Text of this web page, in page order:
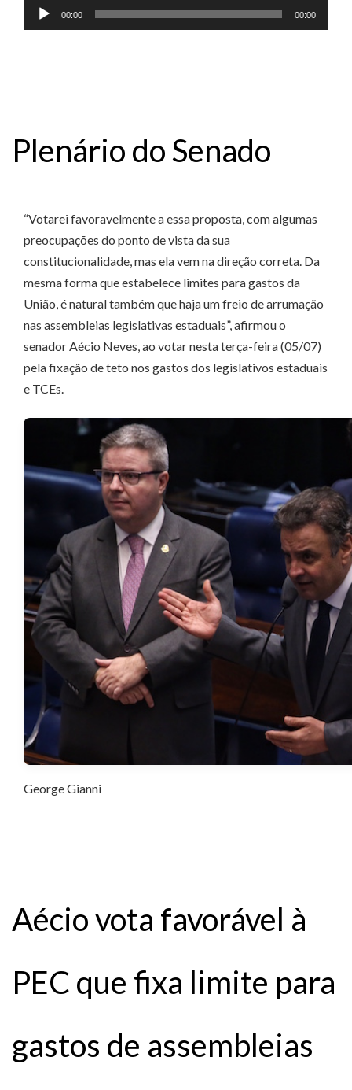
Tocador
de
00:00 00:00
Plenário do Senado
“Votarei favoravelmente a essa proposta, com algumas
preocupações do ponto de vista da sua
constitucionalidade, mas ela vem na direção correta. Da
mesma forma que estabelece limites para gastos da
União, é natural também que haja um freio de arrumação
nas assembleias legislativas estaduais”, afirmou o
senador Aécio Neves, ao votar nesta terça-feira (05/07)
pela fixação de teto nos gastos dos legislativos estaduais
e TCEs.
George Gianni
Aécio vota favorável à
PEC que fixa limite para
gastos de assembleias